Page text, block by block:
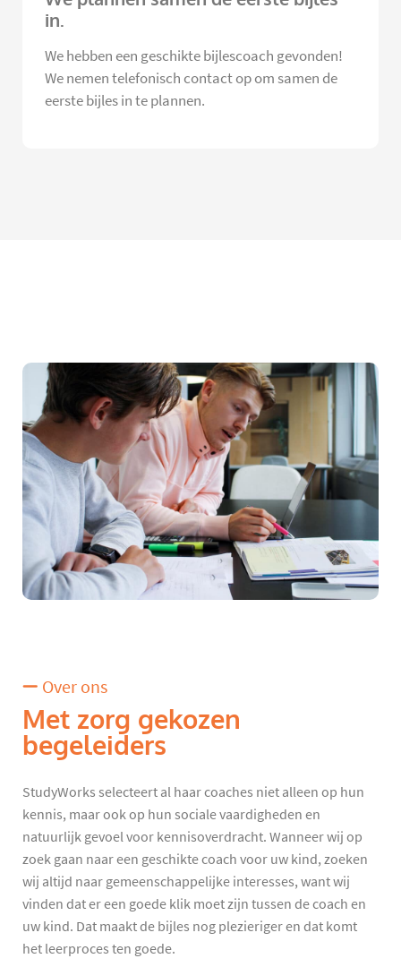
in.
We hebben een geschikte bijlescoach gevonden!
We nemen telefonisch contact op om samen de
eerste bijles in te plannen.
Over ons
Met zorg gekozen
begeleiders
StudyWorks selecteert al haar coaches niet alleen op hun
kennis, maar ook op hun sociale vaardigheden en
natuurlijk gevoel voor kennisoverdracht. Wanneer wij op
zoek gaan naar een geschikte coach voor uw kind, zoeken
wij altijd naar gemeenschappelijke interesses, want wij
vinden dat er een goede klik moet zijn tussen de coach en
uw kind. Dat maakt de bijles nog plezieriger en dat komt
het leerproces ten goede.